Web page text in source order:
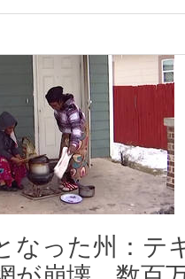
なった州：テ